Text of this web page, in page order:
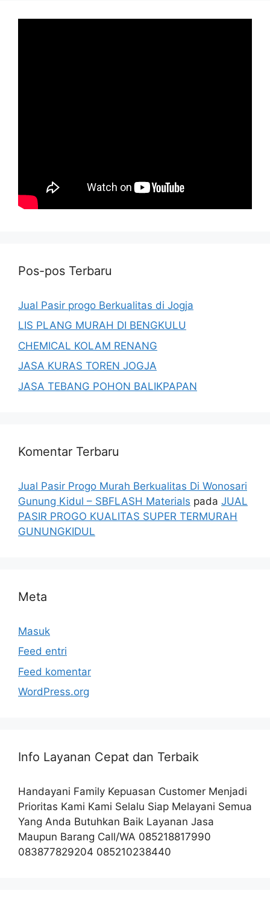
Pos-pos Terbaru
Jual Pasir progo Berkualitas di Jogja
LIS PLANG MURAH DI BENGKULU
CHEMICAL KOLAM RENANG
JASA KURAS TOREN JOGJA
JASA TEBANG POHON BALIKPAPAN
Komentar Terbaru
Jual Pasir Progo Murah Berkualitas Di Wonosari
Gunung Kidul – SBFLASH Materials pada JUAL
PASIR PROGO KUALITAS SUPER TERMURAH
GUNUNGKIDUL
Meta
Masuk
Feed entri
Feed komentar
WordPress.org
Info Layanan Cepat dan Terbaik
Handayani Family Kepuasan Customer Menjadi
Prioritas Kami Kami Selalu Siap Melayani Semua
Yang Anda Butuhkan Baik Layanan Jasa
Maupun Barang Call/WA 085218817990
083877829204 085210238440